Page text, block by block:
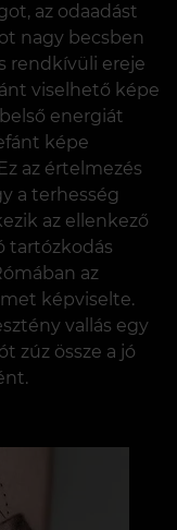
az odaadást
nagy becsben
rendkívüli ereje
viselhető képe
energiát
képe
az értelmezés
a terhesség
az ellenkező
tartózkodás
az
képviselte.
vallás egy
zúz össze a jó